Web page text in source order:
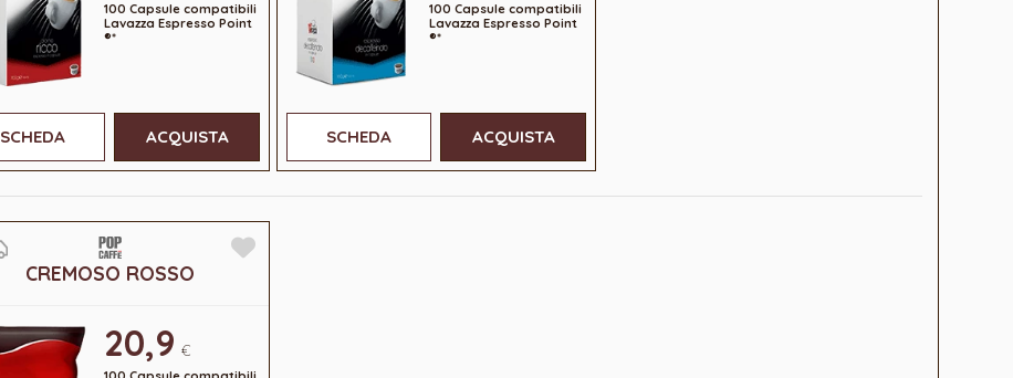
100 Capsule compatibili
Lavazza Espresso Point
®*
SCHEDA ACQUISTA
100 Capsule compatibili
Lavazza Espresso Point
®*
SCHEDA ACQUISTA
CREMOSO ROSSO
20,9 €